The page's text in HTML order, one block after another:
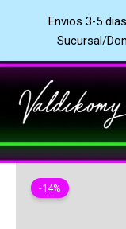
Envios 3-5
Sucursal/
al
contenido
-14%